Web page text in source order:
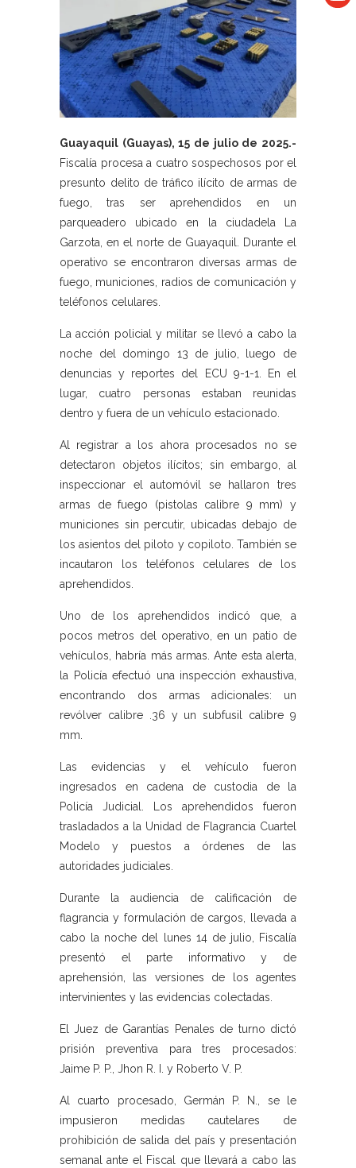
Guayaquil (Guayas), 15 de julio de 2025.-
Fiscalía procesa a cuatro sospechosos por el
presunto delito de tráfico ilícito de armas de
fuego, tras ser aprehendidos en un
parqueadero ubicado en la ciudadela La
Garzota, en el norte de Guayaquil. Durante el
operativo se encontraron diversas armas de
fuego, municiones, radios de comunicación y
teléfonos celulares.
La acción policial y militar se llevó a cabo la
noche del domingo 13 de julio, luego de
denuncias y reportes del ECU 9-1-1. En el
lugar, cuatro personas estaban reunidas
dentro y fuera de un vehículo estacionado.
Al registrar a los ahora procesados no se
detectaron objetos ilícitos; sin embargo, al
inspeccionar el automóvil se hallaron tres
armas de fuego (pistolas calibre 9 mm) y
municiones sin percutir, ubicadas debajo de
los asientos del piloto y copiloto. También se
incautaron los teléfonos celulares de los
aprehendidos.
Uno de los aprehendidos indicó que, a
pocos metros del operativo, en un patio de
vehículos, habría más armas. Ante esta alerta,
la Policía efectuó una inspección exhaustiva,
encontrando dos armas adicionales: un
revólver calibre .36 y un subfusil calibre 9
mm.
Las evidencias y el vehículo fueron
ingresados en cadena de custodia de la
Policía Judicial. Los aprehendidos fueron
trasladados a la Unidad de Flagrancia Cuartel
Modelo y puestos a órdenes de las
autoridades judiciales.
Durante la audiencia de calificación de
flagrancia y formulación de cargos, llevada a
cabo la noche del lunes 14 de julio, Fiscalía
presentó el parte informativo y de
aprehensión, las versiones de los agentes
intervinientes y las evidencias colectadas.
El Juez de Garantías Penales de turno dictó
prisión preventiva para tres procesados:
Jaime P. P., Jhon R. I. y Roberto V. P.
Al cuarto procesado, Germán P. N., se le
impusieron medidas cautelares de
prohibición de salida del país y presentación
semanal ante el Fiscal que llevará a cabo las